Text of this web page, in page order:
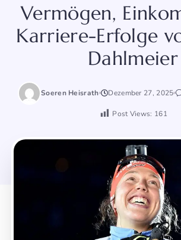
Vermögen,
Karriere-Erfolge
Dahlmeier
Soeren Heisrath Dezember 27, 2025
Post Views: 161